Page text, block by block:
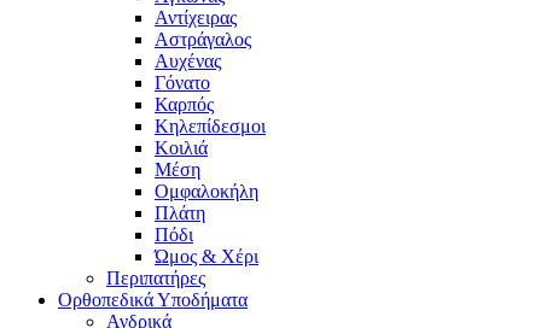
Αντίχειρας
Αστράγαλος
Αυχένας
Γόνατο
Καρπός
Κηλεπίδεσμοι
Κοιλιά
Μέση
Ομφαλοκήλη
Πλάτη
Πόδι
Ώμος & Χέρι
Περιπατήρες
Ορθοπεδικά Υποδήματα
Ανδρικά